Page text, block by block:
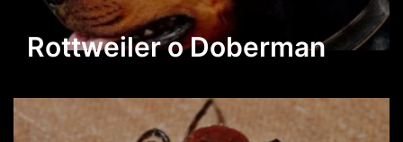
Rottweiler o Doberman